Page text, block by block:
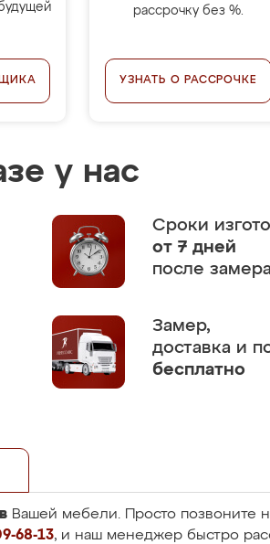
рассрочку без %.
УЗНАТЬ О РАССРОЧКЕ
у нас
Сроки
от 7 дней
после замера
Замер,
доставка и
бесплатно
Вашей мебели. Просто позвоните
68-13, и наш менеджер быстро